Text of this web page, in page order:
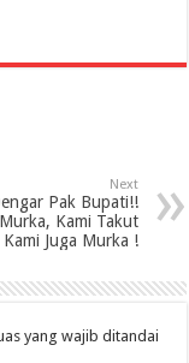
Next
Pak Bupati!!
Kami Takut
Juga Murka !
yang wajib ditandai